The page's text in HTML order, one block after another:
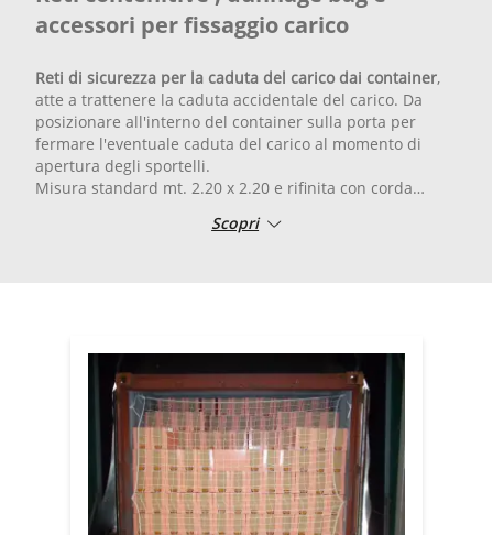
accessori per fissaggio carico
Reti di sicurezza per la caduta del carico dai container,
atte a trattenere la caduta accidentale del carico. Da
posizionare all'interno del container sulla porta per
fermare l'eventuale caduta del carico al momento di
apertura degli sportelli.
Misura standard mt. 2.20 x 2.20 e rifinita con corda
angoli per facilitarne l'ancoraggio. Pronte per la messa
Scopri